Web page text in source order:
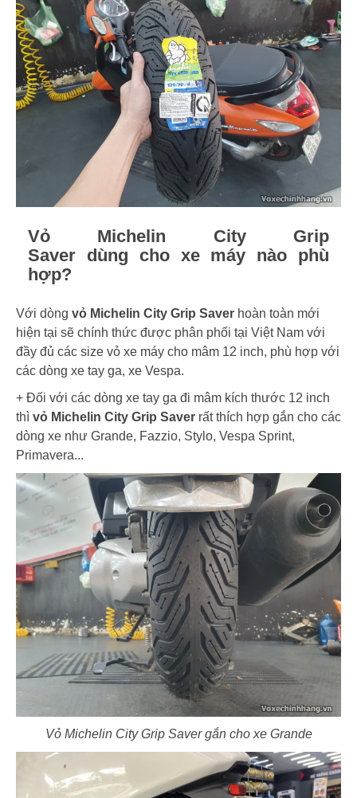
Vỏ Michelin City Grip
Saver dùng cho xe máy nào phù
hợp?
Với dòng vỏ Michelin City Grip Saver hoàn toàn mới
hiện tại sẽ chính thức được phân phối tại Việt Nam với
đầy đủ các size vỏ xe máy cho mâm 12 inch, phù hợp với
các dòng xe tay ga, xe Vespa.
+ Đối với các dòng xe tay ga đi mâm kích thước 12 inch
thì vỏ Michelin City Grip Saver rất thích hợp gắn cho các
dòng xe như Grande, Fazzio, Stylo, Vespa Sprint,
Primavera...
Vỏ Michelin City Grip Saver gắn cho xe Grande